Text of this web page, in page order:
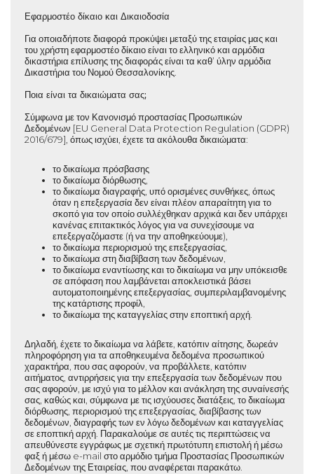
Εφαρμοστέο δίκαιο και Δικαιοδοσία
Για οποιαδήποτε διαφορά προκύψει μεταξύ της εταιρίας μας και
του χρήστη εφαρμοστέο δίκαιο είναι το ελληνικό και αρμόδια
δικαστήρια επίλυσης της διαφοράς είναι τα καθ’ ύλην αρμόδια
Δικαστήρια του Νομού Θεσσαλονίκης.
Ποια είναι τα δικαιώματα σας;
Σύμφωνα με τον Κανονισμό προστασίας Προσωπικών
Δεδομένων [EU General Data Protection Regulation (GDPR)
2016/679], όπως ισχύει, έχετε τα ακόλουθα δικαιώματα:
το δικαίωμα πρόσβασης
το δικαίωμα διόρθωσης,
το δικαίωμα διαγραφής, υπό ορισμένες συνθήκες, όπως
όταν η επεξεργασία δεν είναι πλέον απαραίτητη για το
σκοπό για τον οποίο συλλέχθηκαν αρχικά και δεν υπάρχει
κανένας επιτακτικός λόγος για να συνεχίσουμε να
επεξεργαζόμαστε (ή να την αποθηκεύουμε),
το δικαίωμα περιορισμού της επεξεργασίας,
το δικαίωμα στη διαβίβαση των δεδομένων,
το δικαίωμα εναντίωσης και το δικαίωμα να μην υπόκεισθε
σε απόφαση που λαμβάνεται αποκλειστικά βάσει
αυτοματοποιημένης επεξεργασίας, συμπεριλαμβανομένης
της κατάρτισης προφίλ,
το δικαίωμα της καταγγελίας στην εποπτική αρχή.
Δηλαδή, έχετε το δικαίωμα να λάβετε, κατόπιν αίτησης, δωρεάν
πληροφόρηση για τα αποθηκευμένα δεδομένα προσωπικού
χαρακτήρα, που σας αφορούν, να προβάλλετε, κατόπιν
αιτήματος, αντιρρήσεις για την επεξεργασία των δεδομένων που
σας αφορούν, με ισχύ για το μέλλον και ανάκληση της συναίνεσής
σας, καθώς και, σύμφωνα με τις ισχύουσες διατάξεις, το δικαίωμα
διόρθωσης, περιορισμού της επεξεργασίας, διαβίβασης των
δεδομένων, διαγραφής των εν λόγω δεδομένων και καταγγελίας
σε εποπτική αρχή. Παρακαλούμε σε αυτές τις περιπτώσεις να
απευθύνεστε εγγράφως με σχετική πρωτότυπη επιστολή ή μέσω
φαξ ή μέσω e-mail στο αρμόδιο τμήμα Προστασίας Προσωπικών
Δεδομένων της Εταιρείας, που αναφέρεται παρακάτω.